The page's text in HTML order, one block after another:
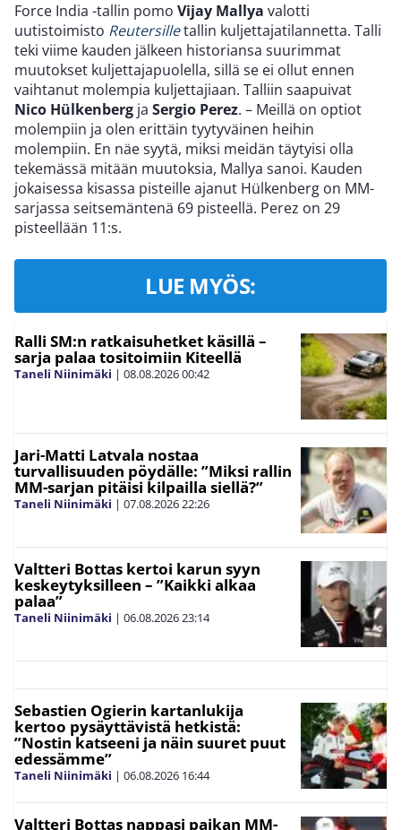
Force India -tallin pomo Vijay Mallya valotti
uutistoimisto Reutersilletallin kuljettajatilannetta. Talli
teki viime kauden jälkeen historiansa suurimmat
muutokset kuljettajapuolella, sillä se ei ollut ennen
vaihtanut molempia kuljettajiaan. Talliin saapuivat
Nico Hülkenberg ja Sergio Perez. – Meillä on optiot
molempiin ja olen erittäin tyytyväinen heihin
molempiin. En näe syytä, miksi meidän täytyisi olla
tekemässä mitään muutoksia, Mallya sanoi. Kauden
jokaisessa kisassa pisteille ajanut Hülkenberg on MM-
sarjassa seitsemäntenä 69 pisteellä. Perez on 29
pisteellään 11:s.
LUE MYÖS:
Ralli SM:n ratkaisuhetket käsillä –
sarja palaa tositoimiin Kiteellä
Taneli Niinimäki | 08.08.202600:42
Jari-Matti Latvala nostaa
turvallisuuden pöydälle: ”Miksi rallin
MM-sarjan pitäisi kilpailla siellä?”
Taneli Niinimäki | 07.08.202622:26
Valtteri Bottas kertoi karun syyn
keskeytyksilleen – ”Kaikki alkaa
palaa”
Taneli Niinimäki | 06.08.202623:14
Sebastien Ogierin kartanlukija
kertoo pysäyttävistä hetkistä:
”Nostin katseeni ja näin suuret puut
edessämme”
Taneli Niinimäki | 06.08.2026 16:44
Valtteri Bottas nappasi paikan MM-